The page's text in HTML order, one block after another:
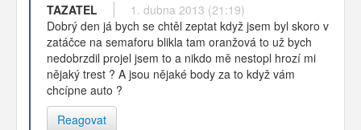
TAZATEL
1. dubna 2013 (21:19)
Dobrý den já bych se chtěl zeptat když jsem byl skoro v
zatáčce na semaforu blikla tam oranžová to už bych
nedobrzdil projel jsem to a nikdo mě nestopl hrozí mi
nějaký trest ? A jsou nějaké body za to když vám
chcípne auto ?
Reagovat